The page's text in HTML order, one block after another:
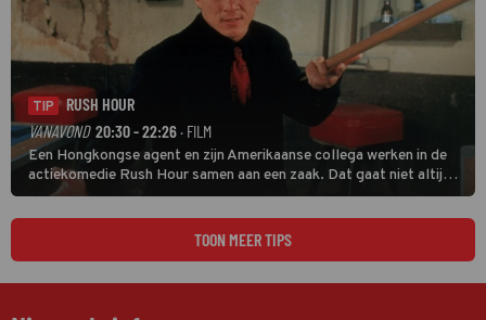
TIP
RUSH HOUR
VANAVOND 20:30 - 22:26 · FILM
Een Hongkongse agent en zijn Amerikaanse collega werken in de
actiekomedie Rush Hour samen aan een zaak. Dat gaat niet altijd
van een leien dakje.
TOON MEER TIPS